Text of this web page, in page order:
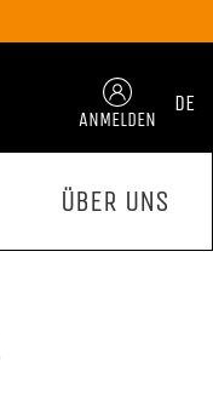
ANMELDEN
DE
ÜBER UNS